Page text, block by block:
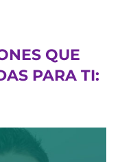
QUE
PARA TI: